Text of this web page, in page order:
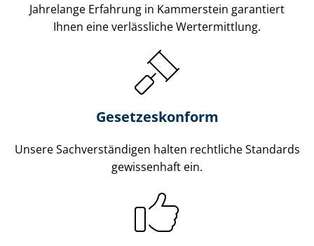
Jahrelange Erfahrung in Kammerstein garantiert
Ihnen eine verlässliche Wertermittlung.
Gesetzes­konform
Unsere Sach­ver­stän­di­gen halten rechtliche Standards
gewissenhaft ein.